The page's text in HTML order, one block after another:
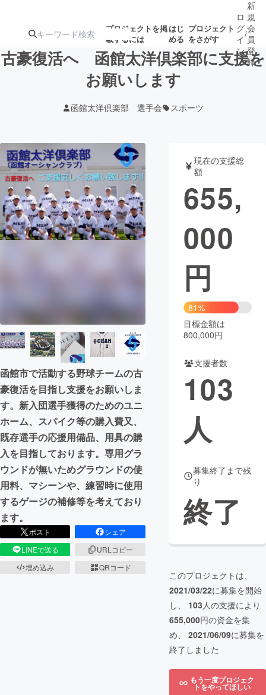
プロジェクトを掲
載するには
はじ
める
プロジェクト
をさがす
ターン
注目の新着プロ
ジェクト
募集終了が近いプ
ロジェクト
アート・写真 音楽
テクノロジー・ガジェット ゲーム・サ
映像・映画
CAMPFIRE for Social Good CAMPFIRE Creation
CAMPFIREふるさと納税machi-ya コミュニティ
ロ
グ
イ
ン
/
新
規
会
員
登
録
古豪復活へ 函館太洋倶楽部に支援を
お願いします
函館太洋倶楽部 選手会 スポーツ
函館市で活動する野球チームの古
豪復活を目指し支援をお願いしま
す。新入団選手獲得のためのユニ
ホーム、スパイク等の購入費又、
既存選手の応援用備品、用具の購
入を目指しております。専用グラ
ウンドが無いためグラウンドの使
用料、マシーンや、練習時に使用
するゲージの補修等を考えており
ます。
ポスト
シェア
LINEで送る
URLコピー
埋め込み
QRコード
現在の支援総
額
655,
000
円
81%
目標金額は
800,000円
支援者数
103
人
募集終了まで残
り
終了
このプロジェクトは、
2021/03/22に募集を開始
し、 103人の支援により
655,000円の資金を集
め、 2021/06/09に募集を
終了しました
もう一度プロジェク
トをやってほしい